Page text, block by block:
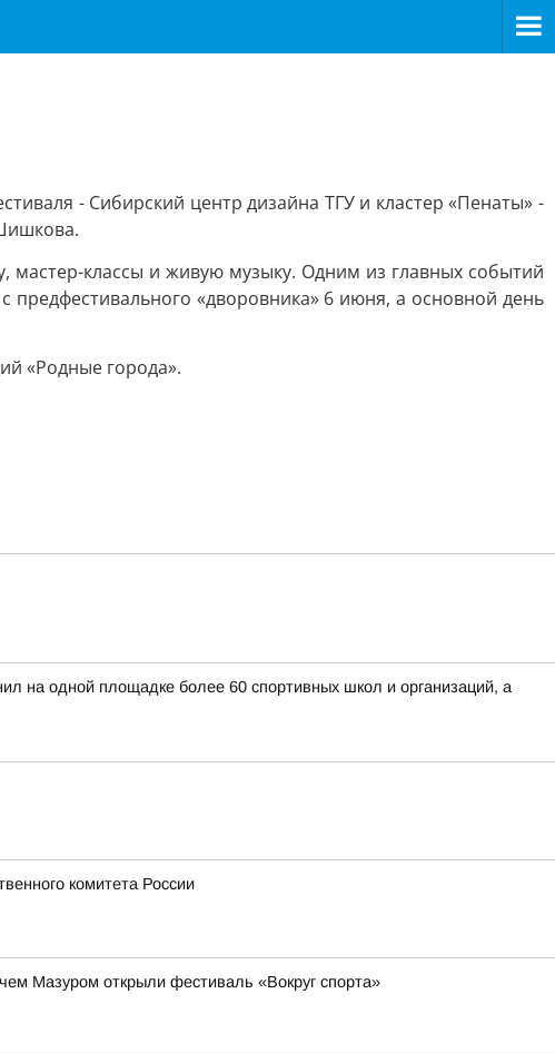
- Сибирский центр дизайна ТГУ и кластер «Пенаты» -
мастер-классы и живую музыку. Одним из главных событий
предфестивального «дворовника» 6 июня, а основной день
«Родные города».
на одной площадке более 60 спортивных школ и организаций, а
комитета России
Мазуром открыли фестиваль «Вокруг спорта»